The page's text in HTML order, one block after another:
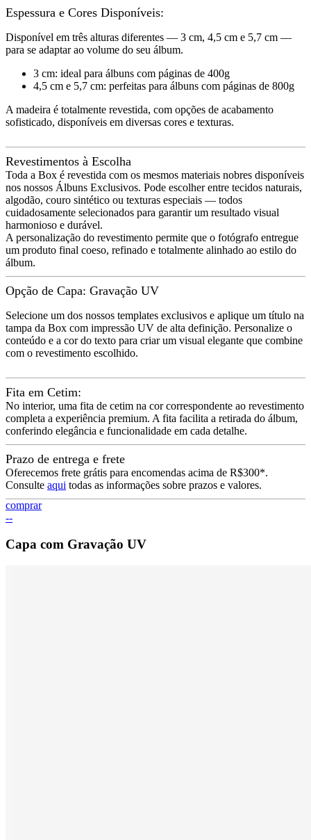
Espessura e Cores Disponíveis:
Disponível em três alturas diferentes — 3 cm, 4,5 cm e 5,7 cm —
para se adaptar ao volume do seu álbum.
3 cm: ideal para álbuns com páginas de 400g
4,5 cm e 5,7 cm: perfeitas para álbuns com páginas de 800g
A madeira é totalmente revestida, com opções de acabamento
sofisticado, disponíveis em diversas cores e texturas.
Revestimentos à Escolha
Toda a Box é revestida com os mesmos materiais nobres disponíveis
nos nossos Álbuns Exclusivos. Pode escolher entre tecidos naturais,
algodão, couro sintético ou texturas especiais — todos
cuidadosamente selecionados para garantir um resultado visual
harmonioso e durável.
A personalização do revestimento permite que o fotógrafo entregue
um produto final coeso, refinado e totalmente alinhado ao estilo do
álbum.
Opção de Capa: Gravação UV
Selecione um dos nossos templates exclusivos e aplique um título na
tampa da Box com impressão UV de alta definição. Personalize o
conteúdo e a cor do texto para criar um visual elegante que combine
com o revestimento escolhido.
Fita em Cetim:
No interior, uma fita de cetim na cor correspondente ao revestimento
completa a experiência premium. A fita facilita a retirada do álbum,
conferindo elegância e funcionalidade em cada detalhe.
Prazo de entrega e frete
Oferecemos frete grátis para encomendas acima de R$300*.
Consulte aqui todas as informações sobre prazos e valores.
comprar
--
Capa com Gravação UV